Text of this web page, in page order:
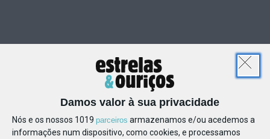
Damos valor à sua privacidade
Nós e os nossos 1019 parceiros armazenamos e/ou acedemos a
informações num dispositivo, como cookies, e processamos